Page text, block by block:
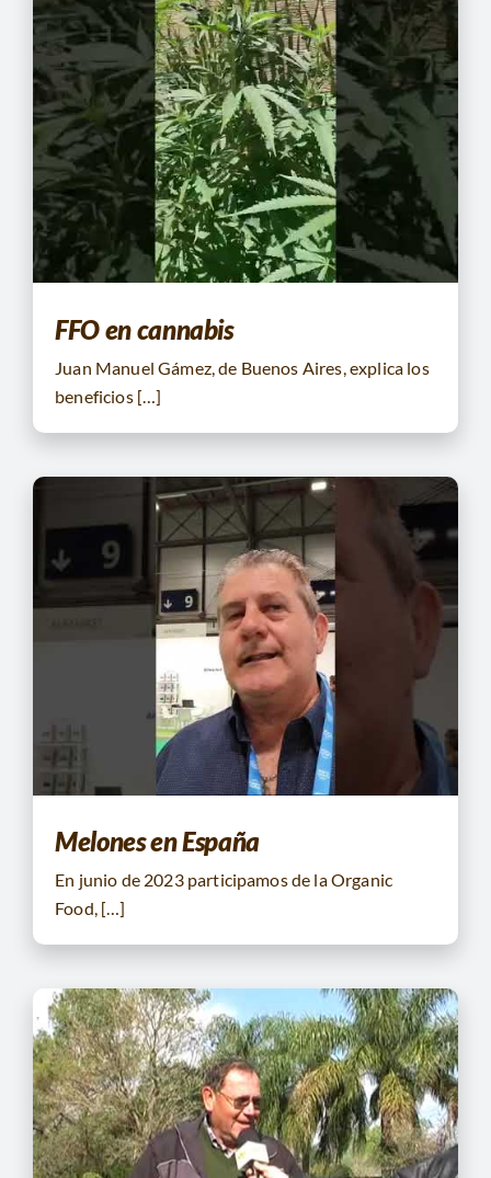
FFO en cannabis
Juan Manuel Gámez, de Buenos Aires, explica los
beneficios […]
Melones en España
En junio de 2023 participamos de la Organic
Food, […]